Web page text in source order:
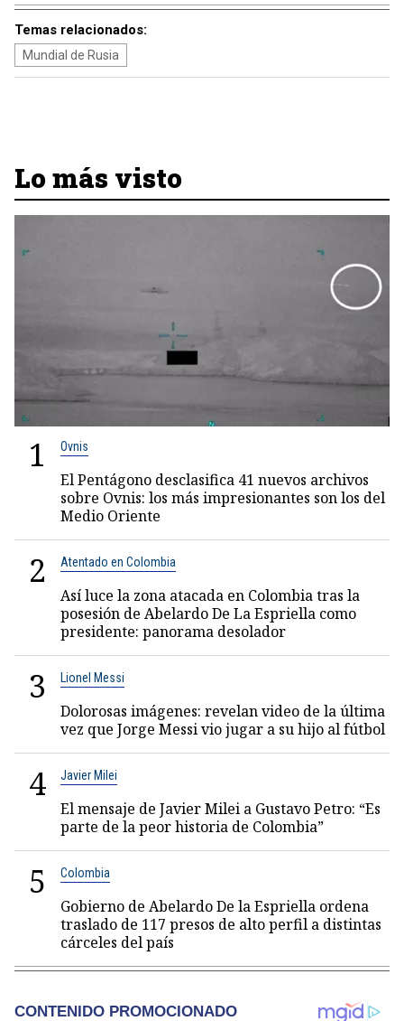
Temas relacionados:
Mundial de Rusia
Lo más visto
1 Ovnis
El Pentágono desclasifica 41 nuevos archivos
sobre Ovnis: los más impresionantes son los del
Medio Oriente
2 Atentado en Colombia
Así luce la zona atacada en Colombia tras la
posesión de Abelardo De La Espriella como
presidente: panorama desolador
3 Lionel Messi
Dolorosas imágenes: revelan video de la última
vez que Jorge Messi vio jugar a su hijo al fútbol
4 Javier Milei
El mensaje de Javier Milei a Gustavo Petro: “Es
parte de la peor historia de Colombia”
5 Colombia
Gobierno de Abelardo De la Espriella ordena
traslado de 117 presos de alto perfil a distintas
cárceles del país